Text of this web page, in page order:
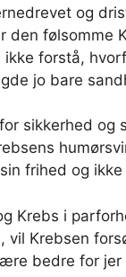
og
den følsomme
ikke forstå,
jo bare
sikkerhed
frihed og
Krebs i
vil Krebsen
bedre for jer